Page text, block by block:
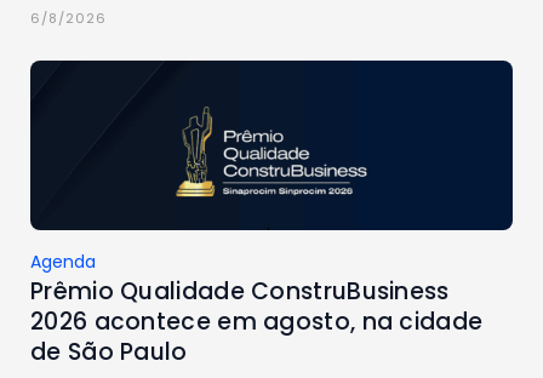
6/8/2026
Agenda
Prêmio Qualidade ConstruBusiness
2026 acontece em agosto, na cidade
de São Paulo